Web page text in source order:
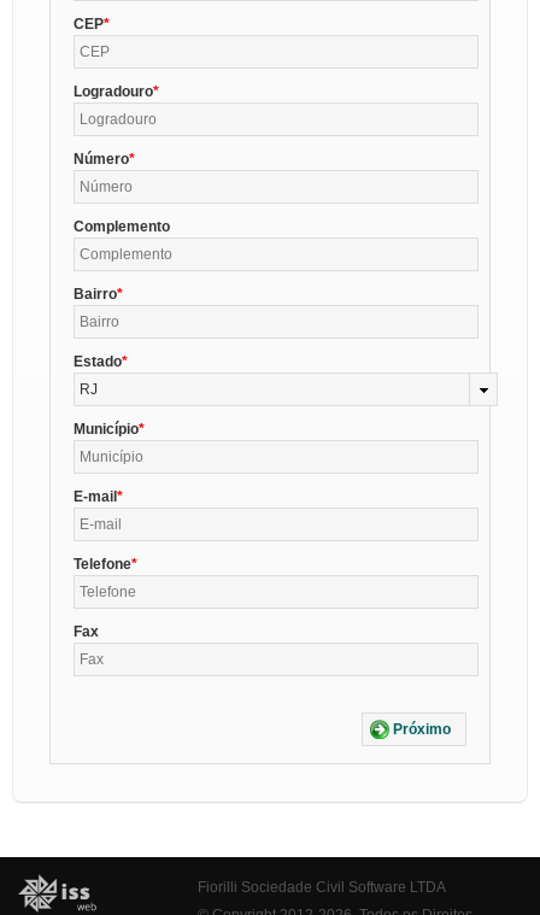
CEP
Logradouro
Número
Complemento
Bairro
Estado
RJ
Município
E-mail
Telefone
Fax
Próximo
Fiorilli Sociedade Civil Software LTDA